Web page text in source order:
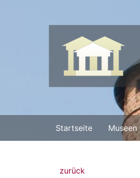
Startseite Museen
zurück